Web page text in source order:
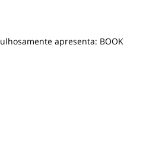
apresenta: BOOK